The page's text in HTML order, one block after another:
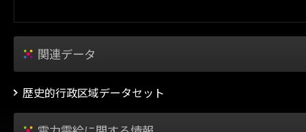
関連データ
歴史的行政区域データセット